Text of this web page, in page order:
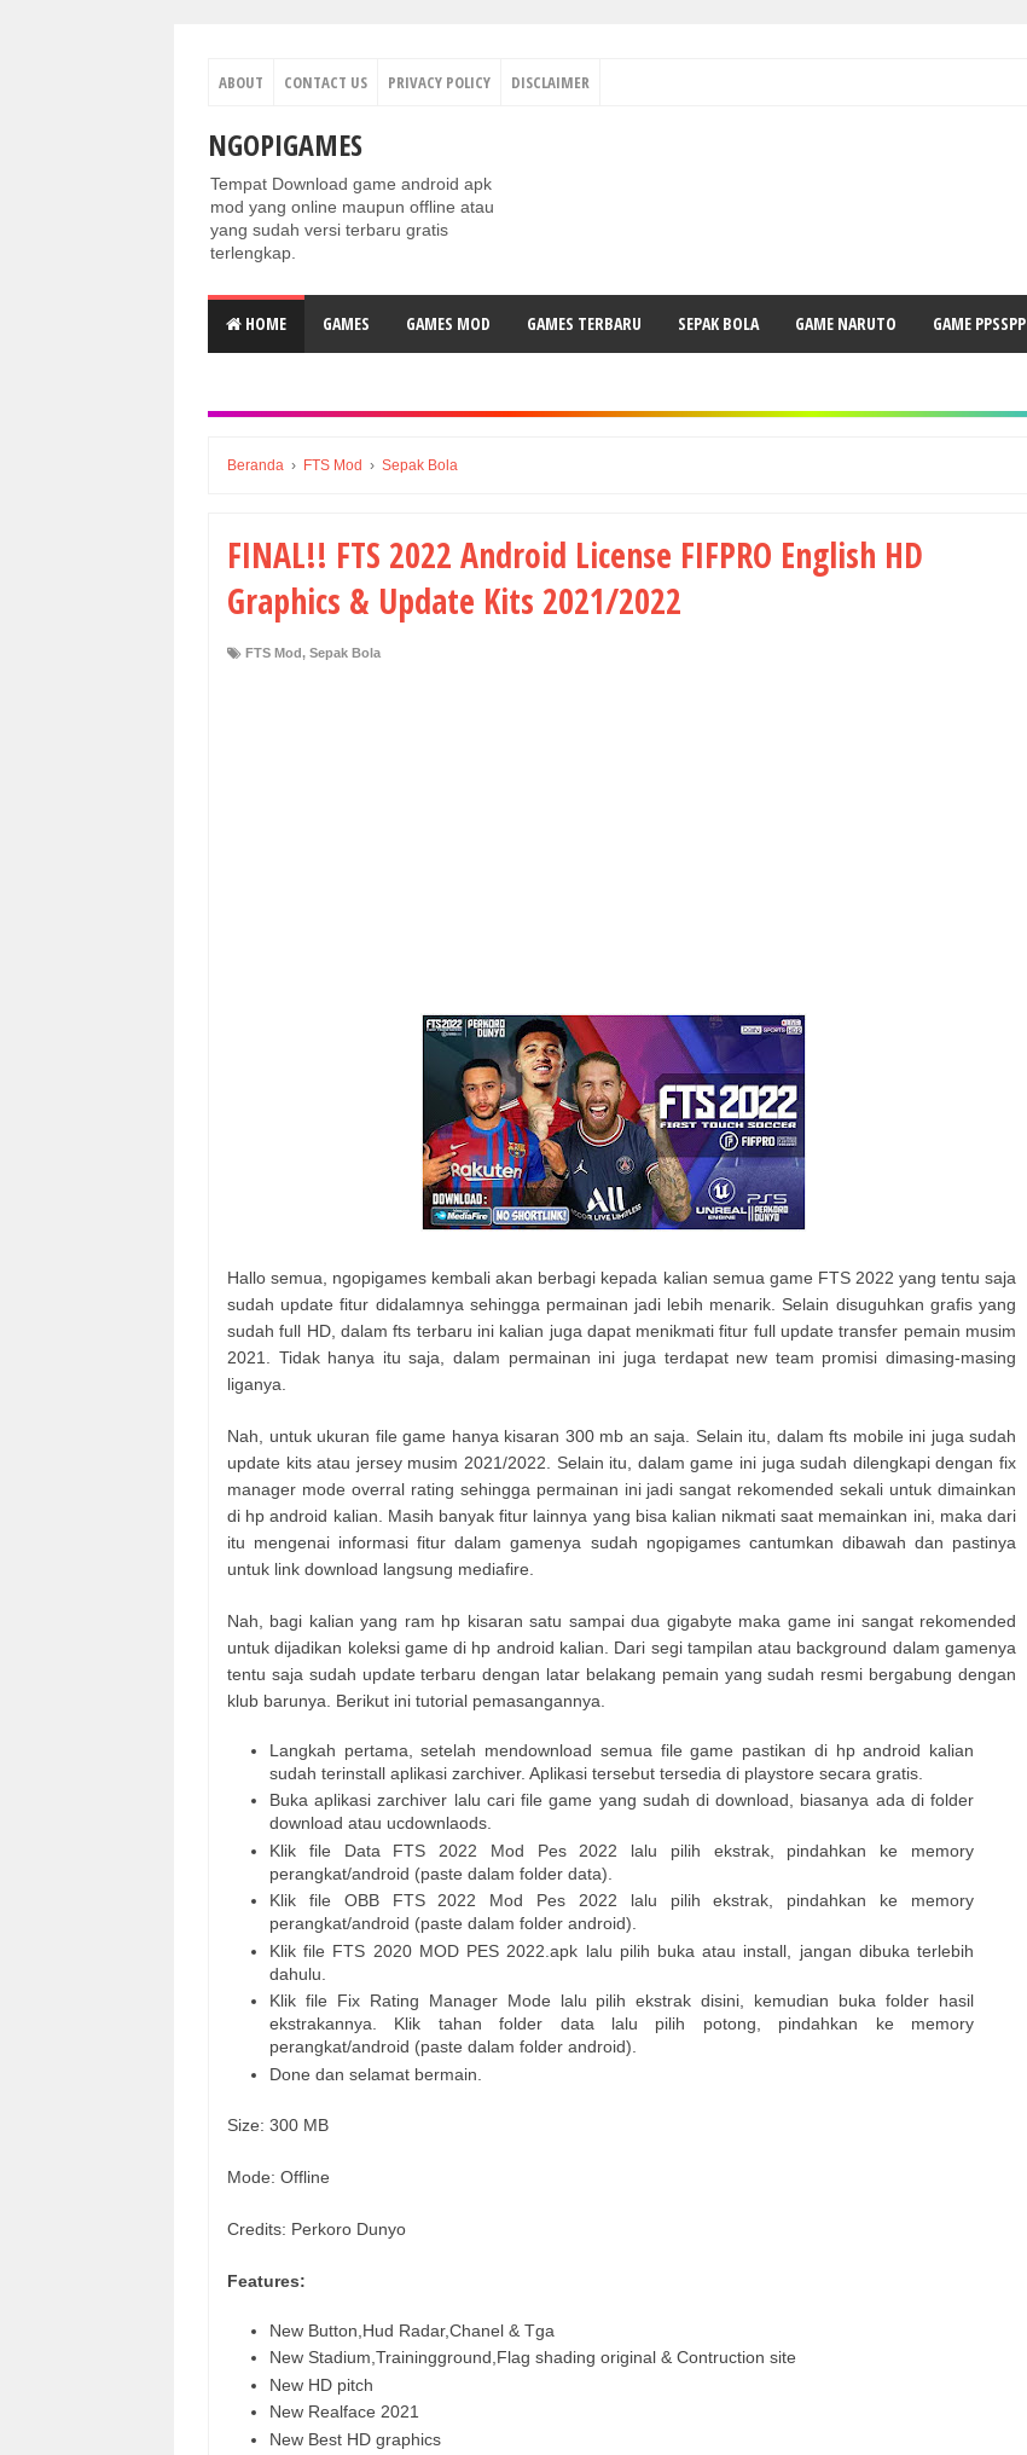
ABOUT CONTACT US PRIVACY POLICY DISCLAIMER
NGOPIGAMES
Tempat Download game android apk
mod yang online maupun offline atau
yang sudah versi terbaru gratis
terlengkap.
HOME GAMES GAMES MOD GAMES TERBARU SEPAK BOLA GAME NARUTO GAME PPSSPP
Beranda › FTS Mod › Sepak Bola
FINAL!! FTS 2022 Android License FIFPRO English HD
Graphics & Update Kits 2021/2022
FTS Mod, Sepak Bola
Hallo semua, ngopigames kembali akan berbagi kepada kalian semua game FTS 2022 yang tentu saja
sudah update fitur didalamnya sehingga permainan jadi lebih menarik. Selain disuguhkan grafis yang
sudah full HD, dalam fts terbaru ini kalian juga dapat menikmati fitur full update transfer pemain musim
2021. Tidak hanya itu saja, dalam permainan ini juga terdapat new team promisi dimasing-masing
liganya.
Nah, untuk ukuran file game hanya kisaran 300 mb an saja. Selain itu, dalam fts mobile ini juga sudah
update kits atau jersey musim 2021/2022. Selain itu, dalam game ini juga sudah dilengkapi dengan fix
manager mode overral rating sehingga permainan ini jadi sangat rekomended sekali untuk dimainkan
di hp android kalian. Masih banyak fitur lainnya yang bisa kalian nikmati saat memainkan ini, maka dari
itu mengenai informasi fitur dalam gamenya sudah ngopigames cantumkan dibawah dan pastinya
untuk link download langsung mediafire.
Nah, bagi kalian yang ram hp kisaran satu sampai dua gigabyte maka game ini sangat rekomended
untuk dijadikan koleksi game di hp android kalian. Dari segi tampilan atau background dalam gamenya
tentu saja sudah update terbaru dengan latar belakang pemain yang sudah resmi bergabung dengan
klub barunya. Berikut ini tutorial pemasangannya.
Langkah pertama, setelah mendownload semua file game pastikan di hp android kalian
sudah terinstall aplikasi zarchiver. Aplikasi tersebut tersedia di playstore secara gratis.
Buka aplikasi zarchiver lalu cari file game yang sudah di download, biasanya ada di folder
download atau ucdownlaods.
Klik file Data FTS 2022 Mod Pes 2022 lalu pilih ekstrak, pindahkan ke memory
perangkat/android (paste dalam folder data).
Klik file OBB FTS 2022 Mod Pes 2022 lalu pilih ekstrak, pindahkan ke memory
perangkat/android (paste dalam folder android).
Klik file FTS 2020 MOD PES 2022.apk lalu pilih buka atau install, jangan dibuka terlebih
dahulu.
Klik file Fix Rating Manager Mode lalu pilih ekstrak disini, kemudian buka folder hasil
ekstrakannya. Klik tahan folder data lalu pilih potong, pindahkan ke memory
perangkat/android (paste dalam folder android).
Done dan selamat bermain.
Size: 300 MB
Mode: Offline
Credits: Perkoro Dunyo
Features:
New Button,Hud Radar,Chanel & Tga
New Stadium,Trainingground,Flag shading original & Contruction site
New HD pitch
New Realface 2021
New Best HD graphics